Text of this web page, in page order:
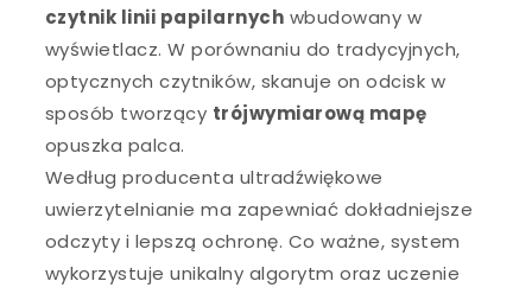
czytnik linii papilarnych wbudowany w
wyświetlacz. W porównaniu do tradycyjnych,
optycznych czytników, skanuje on odcisk w
sposób tworzący trójwymiarową mapę
opuszka palca.
Według producenta ultradźwiękowe
uwierzytelnianie ma zapewniać dokładniejsze
odczyty i lepszą ochronę. Co ważne, system
wykorzystuje unikalny algorytm oraz uczenie